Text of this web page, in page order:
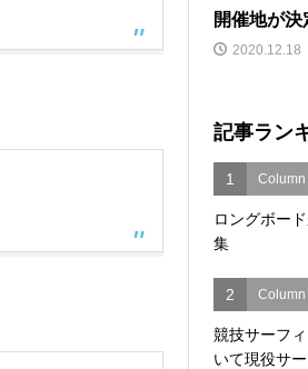
開催地が決
2020.12.18
記事ラン
1 Column
ロングボー
集
2 Column
競技サーフ
いて現役サ